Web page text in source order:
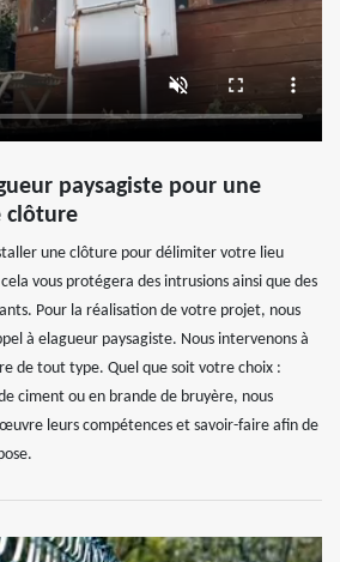
paysagiste pour une
clôture
une clôture pour délimiter votre lieu
vous protégera des intrusions ainsi que des
Pour la réalisation de votre projet, nous
à elagueur paysagiste. Nous intervenons à
de tout type. Quel que soit votre choix :
ciment ou en brande de bruyère, nous
leurs compétences et savoir-faire afin de